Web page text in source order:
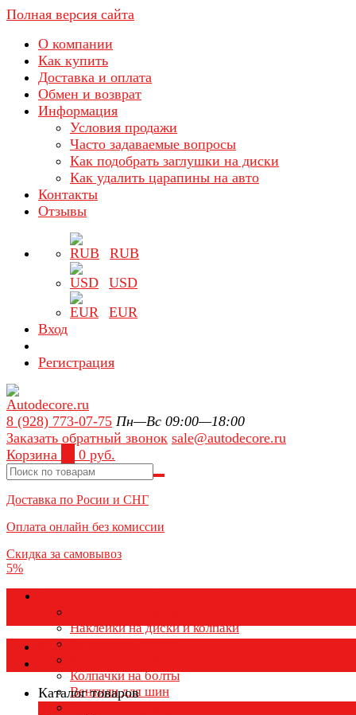
Полная версия сайта
О компании
Как купить
Доставка и оплата
Обмен и возврат
Информация
Условия продажи
Часто задаваемые вопросы
Как подобрать заглушки на диски
Как удалить царапины на авто
Контакты
Отзывы
RUB
USD
EUR
Вход
Регистрация
8 (928) 773-07-75 Пн—Вс 09:00—18:00
Заказать обратный звонок sale@autodecore.ru
Корзина
0 руб.
Доставка по Росии и СНГ
Оплата онлайн без комиссии
Скидка за самовывоз
5%
Наклейки на диски и колпаки
Колпаки на колеса
Колпачки на болты
Вентили для шин
Каталог товаров
Каталог товаров